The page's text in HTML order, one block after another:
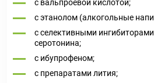
с вальпроевой кислотой;
с этанолом (алкогольные
с селективными
серотонина;
с ибупрофеном;
с препаратами лития;